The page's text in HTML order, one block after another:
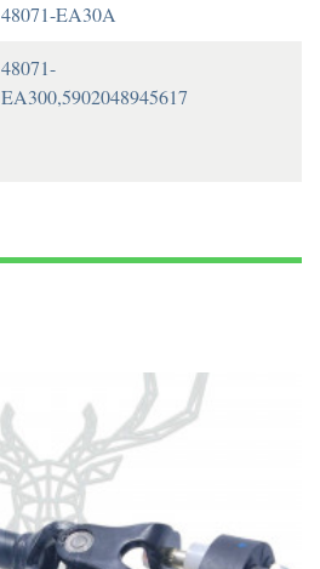
48071-EA30A
48071-
EA300,5902048945617